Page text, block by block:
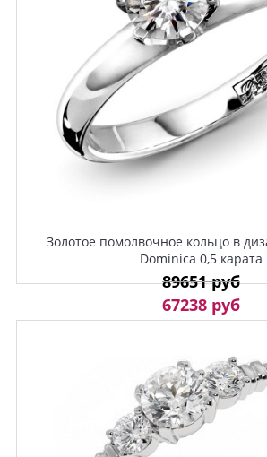
Золотое помолвочное кольцо в
Dominica 0,5 карата
89651 руб
67238 руб